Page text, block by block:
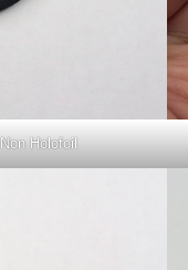
Holofoil